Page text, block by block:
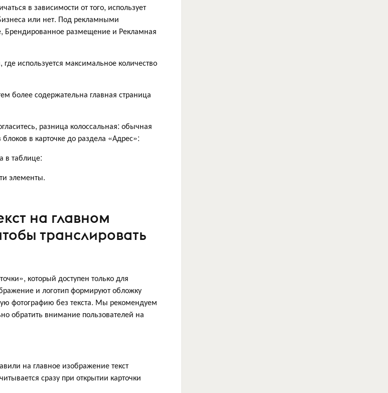
в зависимости от того, использует
или нет. Под рекламными
Брендированное размещение и Рекламная
используется максимальное количество
более содержательна главная страница
разница колоссальная: обычная
в карточке до раздела «Адрес»:
в таблице:
элементы.
на главном
транслировать
который доступен только для
и логотип формируют обложку
фотографию без текста. Мы рекомендуем
обратить внимание пользователей на
на главное изображение текст
сразу при открытии карточки